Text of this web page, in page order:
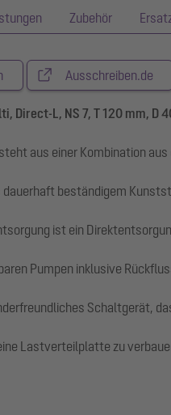
Zubehör
Ausschreiben.de
Direct-L, NS 7, T 120 mm, D
aus einer Kombination
beständigem
ist ein
Pumpen inklusive
Schaltgerät,
Lastverteilplatte zu